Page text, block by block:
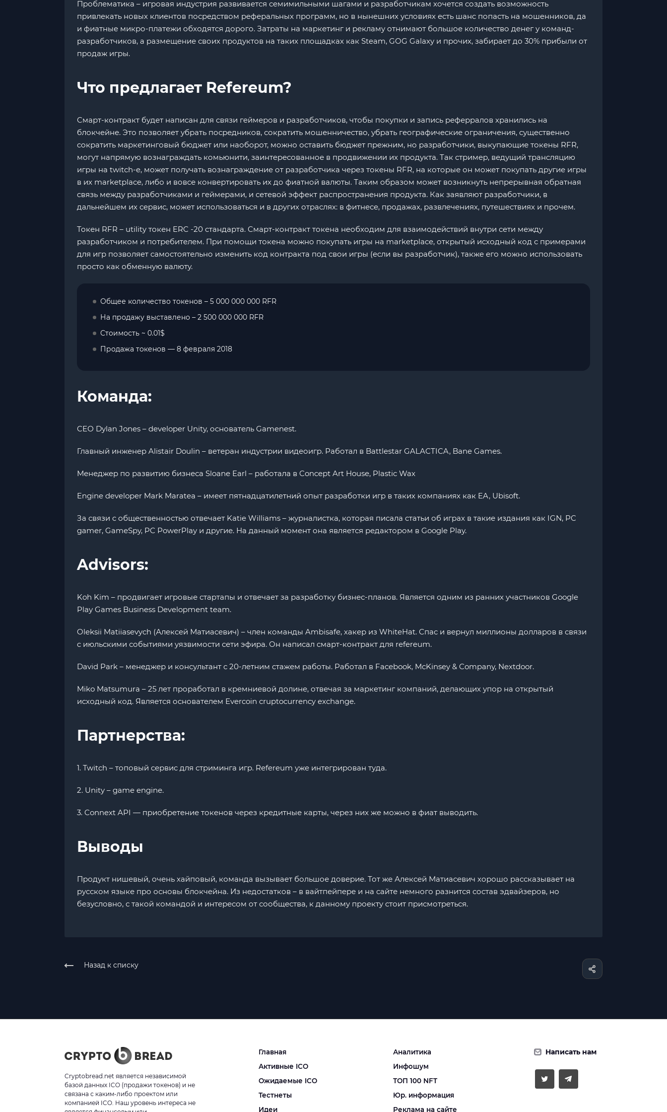
Проблематика – игровая индустрия развивается семимильными шагами и разработчикам хочется создать возможность
привлекать новых клиентов посредством реферальных программ, но в нынешних условиях есть шанс попасть на мошенников, да
и фиатные микро-платежи обходятся дорого. Затраты на маркетинг и рекламу отнимают большое количество денег у команд-
разработчиков, а размещение своих продуктов на таких площадках как Steam, GOG Galaxy и прочих, забирает до 30% прибыли от
продаж игры.
Что предлагает Refereum?
Смарт-контракт будет написан для связи геймеров и разработчиков, чтобы покупки и запись реферралов хранились на
блокчейне. Это позволяет убрать посредников, сократить мошенничество, убрать географические ограничения, существенно
сократить маркетинговый бюджет или наоборот, можно оставить бюджет прежним, но разработчики, выкупающие токены RFR,
могут напрямую вознаграждать комьюнити, заинтересованное в продвижении их продукта. Так стример, ведущий трансляцию
игры на twitch-e, может получать вознаграждение от разработчика через токены RFR, на которые он может покупать другие игры
в их marketplace, либо и вовсе конвертировать их до фиатной валюты. Таким образом может возникнуть непрерывная обратная
связь между разработчиками и геймерами, и сетевой эффект распространения продукта. Как заявляют разработчики, в
дальнейшем их сервис, может использоваться и в других отраслях: в фитнесе, продажах, развлечениях, путешествиях и прочем.
Токен RFR – utility токен ERC -20 стандарта. Смарт-контракт токена необходим для взаимодействий внутри сети между
разработчиком и потребителем. При помощи токена можно покупать игры на marketplace, открытый исходный код с примерами
для игр позволяет самостоятельно изменить код контракта под свои игры (если вы разработчик), также его можно использовать
просто как обменную валюту.
Общее количество токенов – 5 000 000 000 RFR
На продажу выставлено – 2 500 000 000 RFR
Стоимость ~ 0.01$
Продажа токенов — 8 февраля 2018
Команда:
СЕО Dylan Jones – developer Unity, основатель Gamenest.
Главный инженер Alistair Doulin – ветеран индустрии видеоигр. Работал в Battlestar GALACTICA, Bane Games.
Менеджер по развитию бизнеса Sloane Earl – работала в Concept Art House, Plastic Wax
Engine developer Mark Maratea – имеет пятнадцатилетний опыт разработки игр в таких компаниях как EA, Ubisoft.
За связи с общественностью отвечает Katie Williams – журналистка, которая писала статьи об играх в такие издания как IGN, PC
gamer, GameSpy, PC PowerPlay и другие. На данный момент она является редактором в Google Play.
Advisors:
Koh Kim – продвигает игровые стартапы и отвечает за разработку бизнес-планов. Является одним из ранних участников Google
Play Games Business Development team.
Oleksii Matiiasevych (Алексей Матиасевич) – член команды Ambisafe, хакер из WhiteHat. Спас и вернул миллионы долларов в связи
с июльскими событиями уязвимости сети эфира. Он написал смарт-контракт для refereum.
David Park – менеджер и консультант с 20-летним стажем работы. Работал в Facebook, McKinsey & Company, Nextdoor.
Miko Matsumura – 25 лет проработал в кремниевой долине, отвечая за маркетинг компаний, делающих упор на открытый
исходный код. Является основателем Evercoin cruptocurrency exchange.
Партнерства:
1. Twitch – топовый сервис для стриминга игр. Refereum уже интегрирован туда.
2. Unity – game engine.
3. Connext API — приобретение токенов через кредитные карты, через них же можно в фиат выводить.
Выводы
Продукт нишевый, очень хайповый, команда вызывает большое доверие. Тот же Алексей Матиасевич хорошо рассказывает на
русском языке про основы блокчейна. Из недостатков – в вайтпейпере и на сайте немного разнится состав эдвайзеров, но
безусловно, с такой командой и интересом от сообщества, к данному проекту стоит присмотреться.
Назад к списку
Cryptobread.net является независимой
базой данных ICO (продажи токенов) и не
связана с каким-либо проектом или
компанией ICO. Наш уровень интереса не
Главная
Активные ICO
Ожидаемые ICO
Тестнеты
Идеи
Аналитика
Инфошум
ТОП 100 NFT
Юр. информация
Реклама на сайте
Написать нам